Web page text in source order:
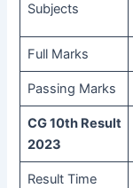
Subjects
Full Marks
Passing Marks
CG 10th Result
2023
Result Time